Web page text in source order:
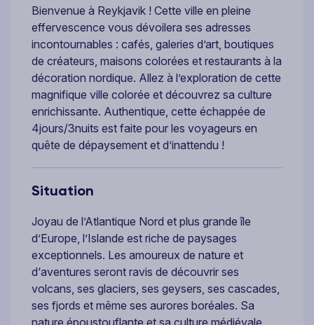
Bienvenue à Reykjavik ! Cette ville en pleine
effervescence vous dévoilera ses adresses
incontournables : cafés, galeries d’art, boutiques
de créateurs, maisons colorées et restaurants à la
décoration nordique. Allez à l’exploration de cette
magnifique ville colorée et découvrez sa culture
enrichissante. Authentique, cette échappée de
4jours/3nuits est faite pour les voyageurs en
quête de dépaysement et d’inattendu !
Situation
Joyau de l’Atlantique Nord et plus grande île
d’Europe, l’Islande est riche de paysages
exceptionnels. Les amoureux de nature et
d‘aventures seront ravis de découvrir ses
volcans, ses glaciers, ses geysers, ses cascades,
ses fjords et même ses aurores boréales. Sa
nature époustouflante et sa culture médiévale